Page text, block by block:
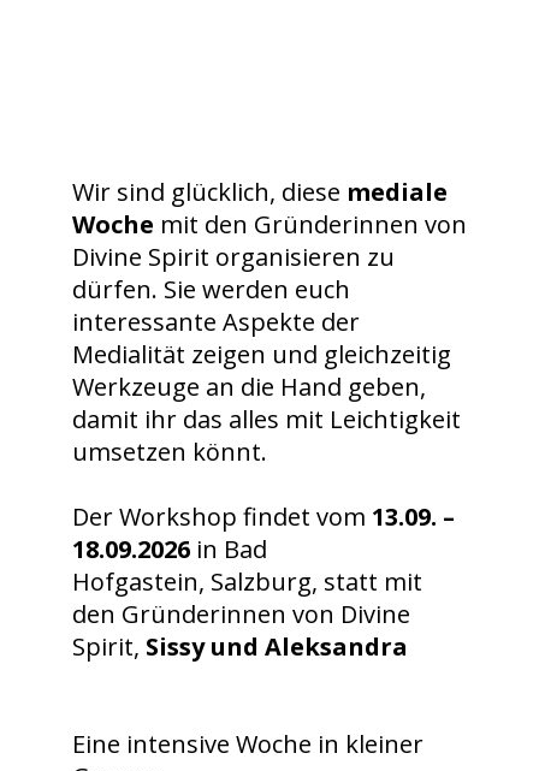
Wir sind glücklich, diese mediale
Woche mit den Gründerinnen von
Divine Spirit organisieren zu
dürfen. Sie werden euch
interessante Aspekte der
Medialität zeigen und gleichzeitig
Werkzeuge an die Hand geben,
damit ihr das alles mit Leichtigkeit
umsetzen könnt.
Der Workshop findet vom 13.09. –
18.09.2026 in Bad
Hofgastein, Salzburg, statt mit
den Gründerinnen von Divine
Spirit, Sissy und Aleksandra
Eine intensive Woche in kleiner